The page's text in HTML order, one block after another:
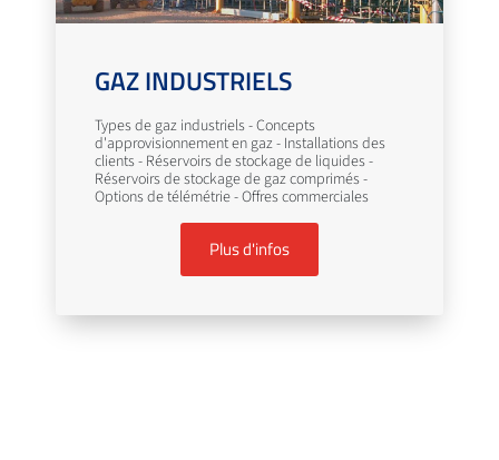
GAZ INDUSTRIELS
Types de gaz industriels - Concepts
d'approvisionnement en gaz - Installations des
clients - Réservoirs de stockage de liquides -
Réservoirs de stockage de gaz comprimés -
Options de télémétrie - Offres commerciales
Plus d'infos